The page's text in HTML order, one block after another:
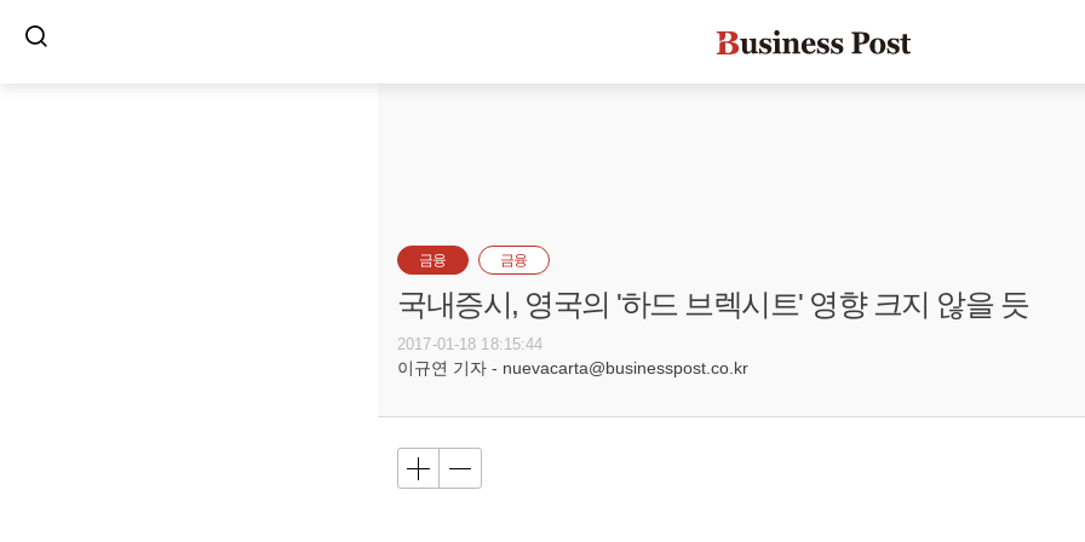
금융 금융
국내증시, 영국의 '하드 브렉시트' 영향 크지 않을 듯
2017-01-18 18:15:44
이규연 기자 - nuevacarta@businesspost.co.kr